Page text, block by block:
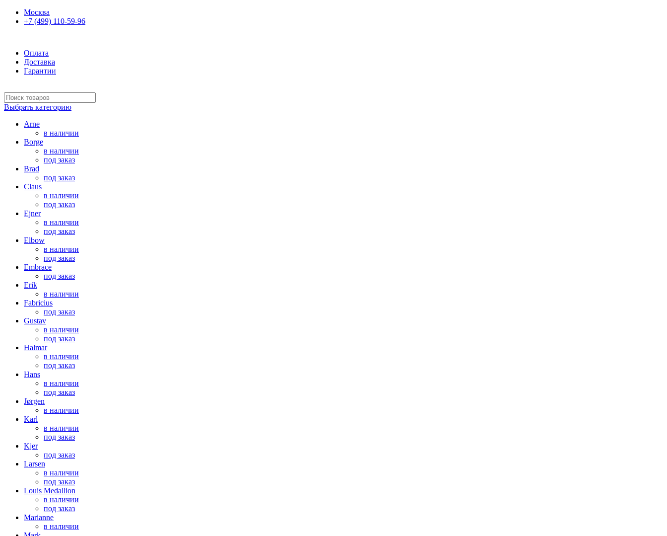
Москва
+7 (499) 110-59-96
Оплата
Доставка
Гарантии
Выбрать категорию
Arne
в наличии
Borge
в наличии
под заказ
Brad
под заказ
Claus
в наличии
под заказ
Ejner
в наличии
под заказ
Elbow
в наличии
под заказ
Embrace
под заказ
Erik
в наличии
Fabricius
под заказ
Gustav
в наличии
под заказ
Halmar
в наличии
под заказ
Hans
в наличии
под заказ
Jørgen
в наличии
Karl
в наличии
под заказ
Kjer
под заказ
Larsen
в наличии
под заказ
Louis Medallion
в наличии
под заказ
Marianne
в наличии